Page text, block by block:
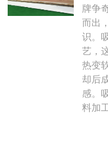
牌争
而出
识。
艺，
热变
却后
感。
料加